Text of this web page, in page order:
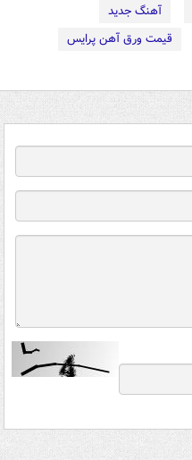
آهنگ جدید
قیمت ورق آهن پرایس